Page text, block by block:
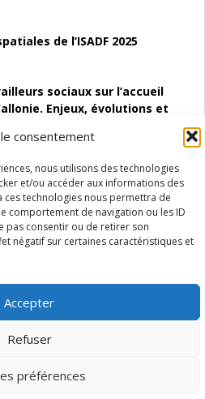
consentement
nous utilisons des technologies
et/ou accéder aux informations des
ces technologies nous permettra de
comportement de navigation ou les ID
pas consentir ou de retirer son
négatif sur certaines caractéristiques et
Accepter
Refuser
préférences
de l’ISADF 2025
sociaux sur l’accueil
Enjeux, évolutions et
d’emploi (SAACE)
:quels indicateurs
la situation en